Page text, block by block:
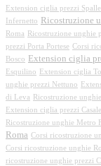
Extension ciglia prezzi
Infernetto Ricostruzione
Roma
Ricostruzione unghie
prezzi Porta Portese Corsi
Bosco Extension ciglia
Esquilino
Extension ciglia
unghie prezzi Nettuno
di Leva
Ricostruzione
Extension ciglia prezzi
Ricostruzione unghie Metro
Roma Corsi ricostruzione
Corsi ricostruzione unghie
ricostruzione unghie prezzi